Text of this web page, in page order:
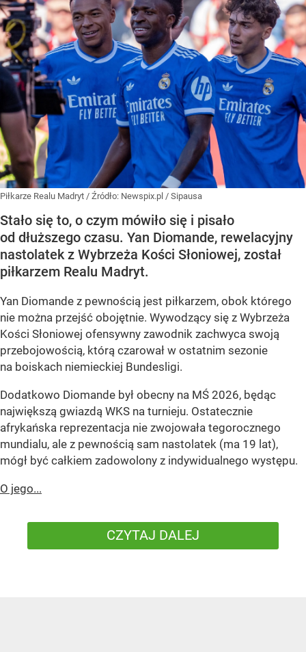
Piłkarze Realu Madryt / Źródło: Newspix.pl / Sipausa
Stało się to, o czym mówiło się i pisało
od dłuższego czasu. Yan Diomande, rewelacyjny
nastolatek z Wybrzeża Kości Słoniowej, został
piłkarzem Realu Madryt.
Yan Diomande z pewnością jest piłkarzem, obok którego
nie można przejść obojętnie. Wywodzący się z Wybrzeża
Kości Słoniowej ofensywny zawodnik zachwyca swoją
przebojowością, którą czarował w ostatnim sezonie
na boiskach niemieckiej Bundesligi.
Dodatkowo Diomande był obecny na MŚ 2026, będąc
największą gwiazdą WKS na turnieju. Ostatecznie
afrykańska reprezentacja nie zwojowała tegorocznego
mundialu, ale z pewnością sam nastolatek (ma 19 lat),
mógł być całkiem zadowolony z indywidualnego występu.
O jego...
CZYTAJ DALEJ